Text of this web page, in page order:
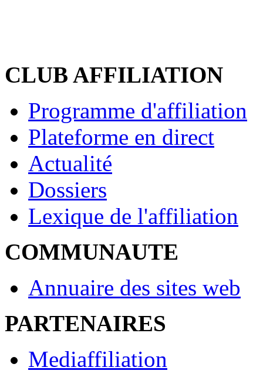
CLUB AFFILIATION
Programme d'affiliation
Plateforme en direct
Actualité
Dossiers
Lexique de l'affiliation
COMMUNAUTE
Annuaire des sites web
PARTENAIRES
Mediaffiliation